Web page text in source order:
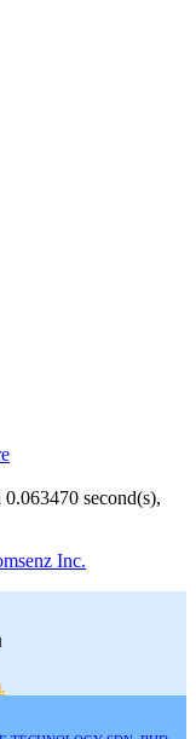
0.063470 second(s),
Inc.